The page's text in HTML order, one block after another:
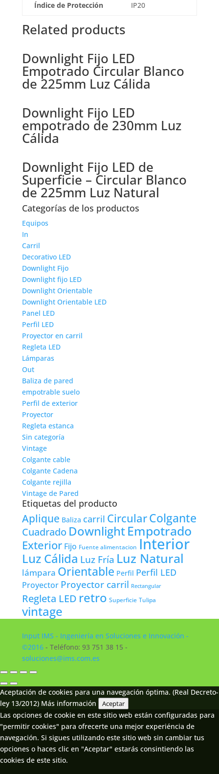
Índice de Protección IP20
Related products
Downlight Fijo LED
Empotrado Circular Blanco
de 225mm Luz Cálida
Downlight Fijo LED
empotrado de 230mm Luz
Cálida
Downlight Fijo LED de
Superficie – Circular Blanco
de 225mm Luz Natural
Categorías de los productos
Equipos
In
Carril
Decorativo LED
Downlight Fijo
Downlight fijo LED
Downlight Orientable
Downlight Orientable LED
Panel LED
Perfil LED
Proyector en carril
Regleta LED
Lámparas
Out
Baliza de pared
empotrable suelo
Perfil de exterior
Proyector
Regleta estanca
Sin categoría
Vintage
Colgante cable
Colgante Cadena
Colgante rejilla
Vintage de Pared
Etiquetas del producto
Aplique Baliza carril CircularColgante
Cuadrado DownlightEmpotrado
Exterior Fijo Fuente alimentacion Interior
Luz Cálida Luz Fría Luz Natural
lámpara Orientable Perfil Perfil LED
Proyector Proyector carril Rectangular
Regleta LED retro Superficie Tulipa
vintage
Input IMS - Ingeniería en Soluciones e Innovación -
©2016- Teléfono: 93 751 38 15 -
soluciones@ims.com.es
Aceptación de cookies para una navegación óptima. (Real Decreto-
ley 13/2012) Más información Aceptar
Las opciones de cookie en este sitio web están configuradas para
"permitir cookies" para ofrecerte una mejor experiéncia de
navegación. Si sigues utilizando este sitio web sin cambiar tus
opciones o haces clic en "Aceptar" estarás consintiendo las
cookies de este sitio.